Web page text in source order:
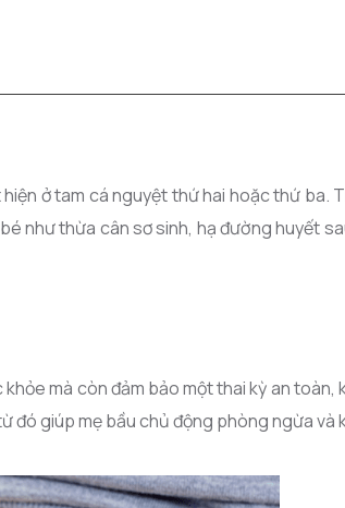
ở tam cá nguyệt thứ hai hoặc thứ ba.
như thừa cân sơ sinh, hạ đường huyết
mà còn đảm bảo một thai kỳ an toàn,
đó giúp mẹ bầu chủ động phòng ngừa và